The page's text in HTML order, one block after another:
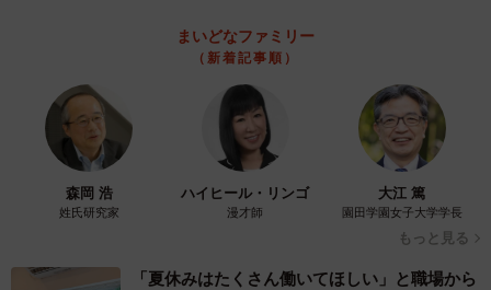
まいどなファミリー
（新着記事順）
森岡 浩
姓氏研究家
ハイヒール・リンゴ
漫才師
大江 篤
園田学園女子大学学長
もっと見る
「夏休みはたくさん働いてほしい」と職場から